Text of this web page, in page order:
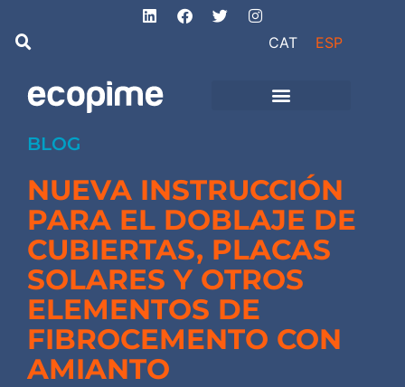
CAT ESP
BLOG
NUEVA INSTRUCCIÓN
PARA EL DOBLAJE DE
CUBIERTAS, PLACAS
SOLARES Y OTROS
ELEMENTOS DE
FIBROCEMENTO CON
AMIANTO